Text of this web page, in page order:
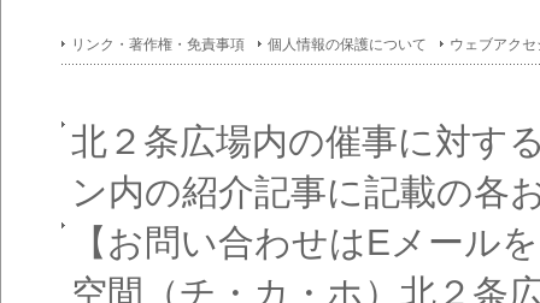
リンク・著作権・免責事項 個人情報の保護について ウェブアク
北２条広場内の催事に対す
ン内の紹介記事に記載の各
【お問い合わせはEメール
空間（チ・カ・ホ）北２条